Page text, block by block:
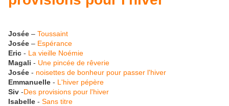
Josée – Toussaint
Josée – Espérance
Eric - La vieille Noémie
Magali - Une pincée de rêverie
Josée - noisettes de bonheur pour passer l'hiver
Emmanuelle - L'hiver pépère
Siv -Des provisions pour l'hiver
Isabelle - Sans titre